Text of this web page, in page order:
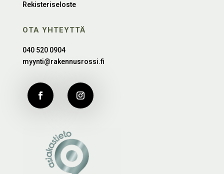
Rekisteriseloste
OTA YHTEYTTÄ
040 520 0904
myynti@rakennusrossi.fi